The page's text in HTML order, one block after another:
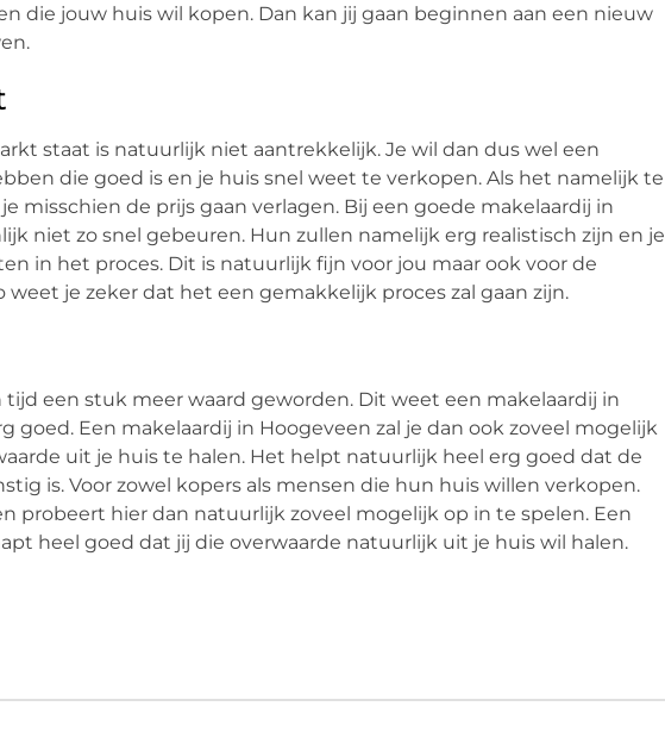
die jouw huis wil kopen. Dan kan jij gaan beginnen aan een nieuw
staat is natuurlijk niet aantrekkelijk. Je wil dan dus wel een
die goed is en je huis snel weet te verkopen. Als het namelijk te
misschien de prijs gaan verlagen. Bij een goede makelaardij in
niet zo snel gebeuren. Hun zullen namelijk erg realistisch zijn en je
in het proces. Dit is natuurlijk fijn voor jou maar ook voor de
weet je zeker dat het een gemakkelijk proces zal gaan zijn.
tijd een stuk meer waard geworden. Dit weet een makelaardij in
goed. Een makelaardij in Hoogeveen zal je dan ook zoveel mogelijk
uit je huis te halen. Het helpt natuurlijk heel erg goed dat de
is. Voor zowel kopers als mensen die hun huis willen verkopen.
probeert hier dan natuurlijk zoveel mogelijk op in te spelen. Een
heel goed dat jij die overwaarde natuurlijk uit je huis wil halen.